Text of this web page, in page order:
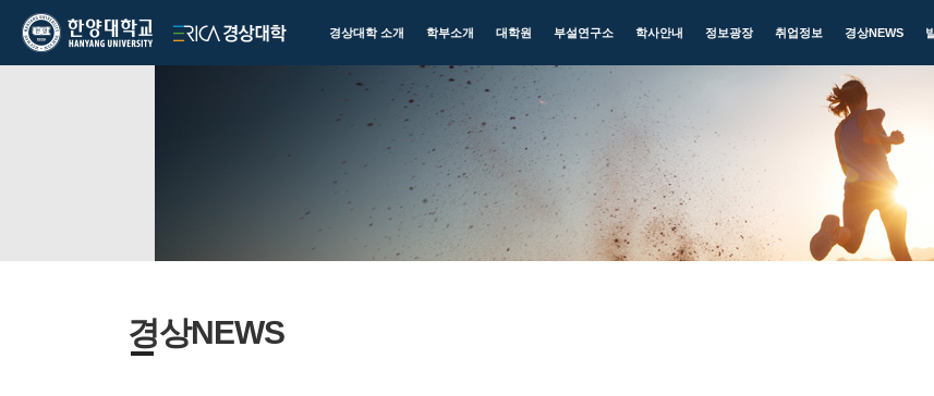
한양대학교
한양대학교
ERICA
경상대학
경상대학 소개 학부소개 대학원 부설연구소 학사안내 정보광장 취업정보 경상NEWS
경상NEWS